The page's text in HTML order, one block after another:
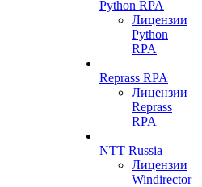
Python RPA
Лицензии
Python
RPA
Reprass RPA
Лицензии
Reprass
RPA
NTT Russia
Лицензии
Windirector